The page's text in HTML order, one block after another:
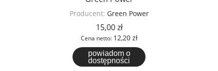
Producent: Green Power
15,00 zł
Cena netto: 12,20 zł
powiadom o
dostępności